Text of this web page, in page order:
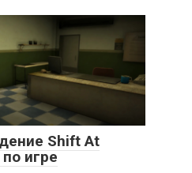
Shift At
игре